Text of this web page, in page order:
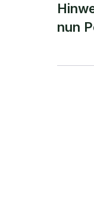
nun